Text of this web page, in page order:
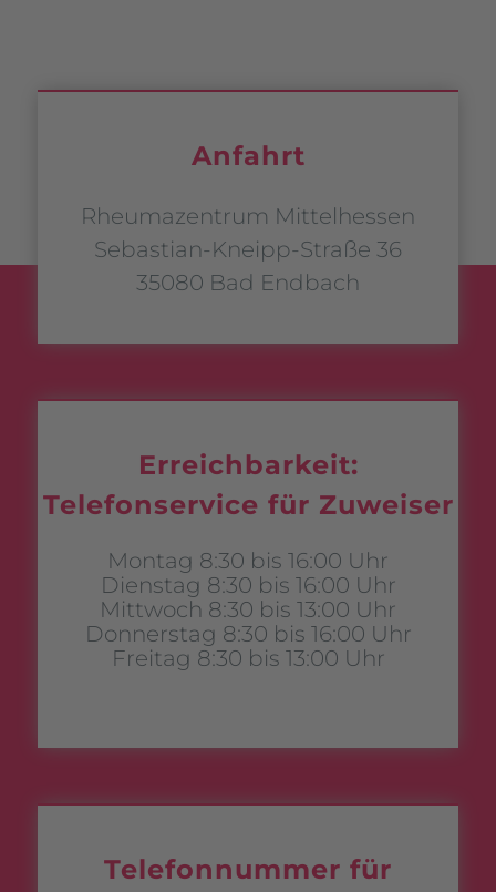
Anfahrt
Rheumazentrum Mittelhessen
Sebastian-Kneipp-Straße 36
35080 Bad Endbach
Erreichbarkeit:
Telefonservice für Zuweiser
Montag 8:30 bis 16:00 Uhr
Dienstag 8:30 bis 16:00 Uhr
Mittwoch 8:30 bis 13:00 Uhr
Donnerstag 8:30 bis 16:00 Uhr
Freitag 8:30 bis 13:00 Uhr
Telefonnummer für